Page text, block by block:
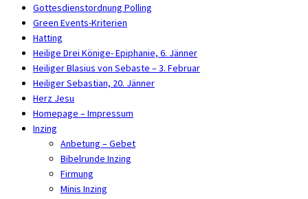
Gottesdienstordnung Polling
Green Events-Kriterien
Hatting
Heilige Drei Könige- Epiphanie, 6. Jänner
Heiliger Blasius von Sebaste – 3. Februar
Heiliger Sebastian, 20. Jänner
Herz Jesu
Homepage – Impressum
Inzing
Anbetung – Gebet
Bibelrunde Inzing
Firmung
Minis Inzing